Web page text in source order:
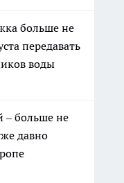
больше не
передавать
воды
– больше не
давно